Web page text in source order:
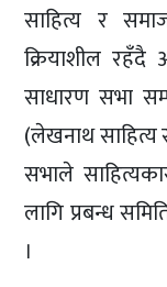
साहित्य र
क्रियाशील रहँदै
साधारण सभा
(लेखनाथ
सभाले
लागि प्रबन्ध
।